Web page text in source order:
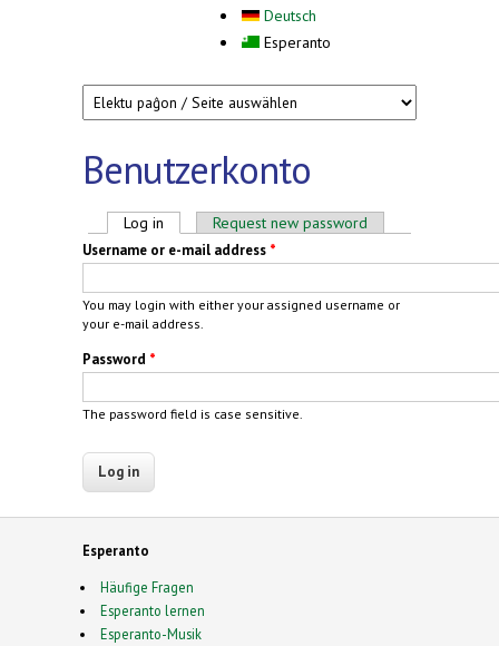
Deutsch
Esperanto
Benutzerkonto
Primary tabs
Log in (active tab)Request new password
Username or e-mail address *
You may login with either your assigned username or
your e-mail address.
Password *
The password field is case sensitive.
Esperanto
Häufige Fragen
Esperanto lernen
Esperanto-Musik